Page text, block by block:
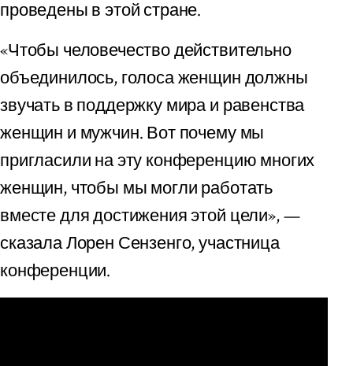
проведены в этой стране.
«Чтобы человечество действительно
объединилось, голоса женщин должны
звучать в поддержку мира и равенства
женщин и мужчин. Вот почему мы
пригласили на эту конференцию многих
женщин, чтобы мы могли работать
вместе для достижения этой цели», —
сказала Лорен Сензенго, участница
конференции.